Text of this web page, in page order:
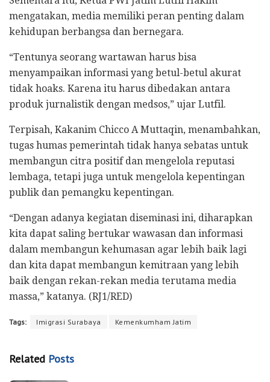
mengatakan, media memiliki peran penting dalam
kehidupan berbangsa dan bernegara.
“Tentunya seorang wartawan harus bisa
menyampaikan informasi yang betul-betul akurat
tidak hoaks. Karena itu harus dibedakan antara
produk jurnalistik dengan medsos,” ujar Lutfil.
Terpisah, Kakanim Chicco A Muttaqin, menambahkan,
tugas humas pemerintah tidak hanya sebatas untuk
membangun citra positif dan mengelola reputasi
lembaga, tetapi juga untuk mengelola kepentingan
publik dan pemangku kepentingan.
“Dengan adanya kegiatan diseminasi ini, diharapkan
kita dapat saling bertukar wawasan dan informasi
dalam membangun kehumasan agar lebih baik lagi
dan kita dapat membangun kemitraan yang lebih
baik dengan rekan-rekan media terutama media
massa,” katanya. (RJ1/RED)
Tags: Imigrasi Surabaya Kemenkumham Jatim
Related Posts